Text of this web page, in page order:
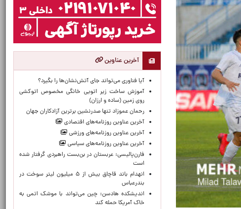
آخرین عناوین
آیا فناوری می‌تواند جای آتش‌نشان‌ها را بگیرد؟
آموزش ساخت زیر اتویی خانگی مخصوص اتوکشی
روی زمین (ساده و ارزان)
رحمان عموزاد تنها صدرنشین برترین آزادکاران جهان
آخرین عناوین روزنامه‌های اقتصادی
آخرین عناوین روزنامه‌های ورزشی
آخرین عناوین روزنامه‌های سیاسی
فارن‌پالیسی: عربستان در بن‌بست راهبردی گرفتار شده
است
انهدام باند قاچاق بیش از ۵ میلیون لیتر سوخت در
بندرعباس
اندیشکده هادسن: چین می‌تواند با موشک اتمی به
خاک آمریکا حمله کند